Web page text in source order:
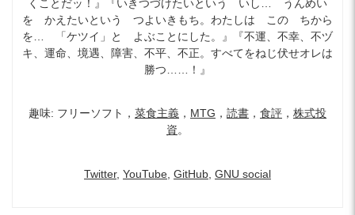
くことだッ！』『いきつづけたいという いし… うんめい
を かえたいという つよいきもち。わたしは この ちから
を… 「ケツイ」と よぶことにした。』『不運、不幸、不ヅ
キ、運命、境遇、障害、不平、不正。すべてをねじ伏せオレは
勝つ……！』
趣味: フリーソフト， 菜食主義 ， MTG ， 読書 ， 食評 ， 株式投
資。
Twitter, YouTube GitHub GNU social